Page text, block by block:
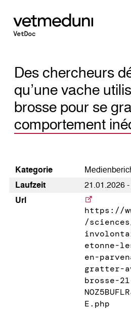
Des chercheurs
qu’une vache
brosse pour se
comportement
Kategorie
Laufzeit
21.01.2026 -
Url
https://
/
etonne-
en-
gratter-
brosse-
E.php